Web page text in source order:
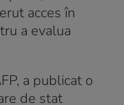
acces în
a evalua
a publicat o
de stat